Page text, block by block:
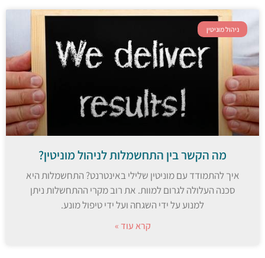
ניהול מוניטין
מה הקשר בין התחשמלות לניהול מוניטין?
איך להתמודד עם מוניטין שלילי באינטרנט? התחשמלות היא
סכנה העלולה לגרום למוות. את רוב מקרי ההתחשלות ניתן
למנוע על ידי השגחה ועל ידי טיפול מונע.
קרא עוד »